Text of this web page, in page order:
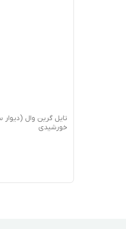
تایل گرین وال
خورشیدی